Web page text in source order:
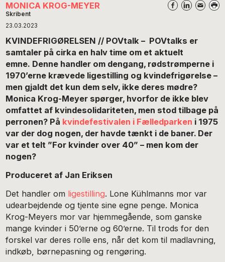
MONICA KROG-MEYER
Skribent
23.03.2023
KVINDEFRIGØRELSEN // POVtalk – POVtalks er
samtaler på cirka en halv time om et aktuelt
emne. Denne handler om dengang, rødstrømperne i
1970’erne krævede ligestilling og kvindefrigørelse –
men gjaldt det kun dem selv, ikke deres mødre?
Monica Krog-Meyer spørger, hvorfor de ikke blev
omfattet af kvindesolidariteten, men stod tilbage på
perronen? På kvindefestivalen i Fælledparken i 1975
var der dog nogen, der havde tænkt i de baner. Der
var et telt ”For kvinder over 40” – men kom der
nogen?
Produceret af Jan Eriksen
Det handler om ligestilling. Lone Kühlmanns mor var
udearbejdende og tjente sine egne penge. Monica
Krog-Meyers mor var hjemmegående, som ganske
mange kvinder i 50’erne og 60’erne. Til trods for den
forskel var deres rolle ens, når det kom til madlavning,
indkøb, børnepasning og rengøring.